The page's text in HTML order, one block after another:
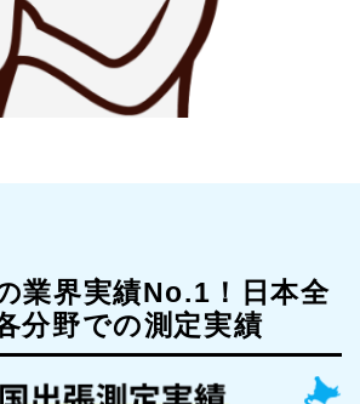
業界実績No.1！日本全
分野での測定実績